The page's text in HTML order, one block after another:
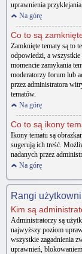
uprawnienia
Na górę
Co to są
Zamknięte tematy są to
odpowiedzi, a wszystkie
momencie zamykania
moderatorzy forum lub
przez administratora
tematów.
Na górę
Co to są ikony
Ikony tematu są
sugerują ich treść.
nadanych przez
Na górę
Rangi
Kim są
Administratorzy są
najwyższy poziom
wszystkie zagadnienia
uprawnień,